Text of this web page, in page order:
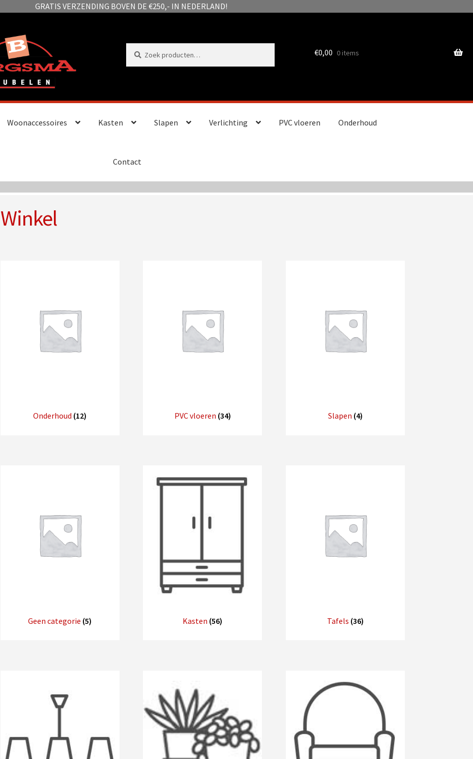
GRATIS VERZENDING BOVEN DE €250,- IN NEDERLAND!
naar:
Zoeken
Woonaccessoires Kasten Slapen Verlichting PVC vloeren Onderhoud
Contact
€0,00 0 items
Winkel
Onderhoud (12) PVC vloeren (34) Slapen (4)
Geen categorie (5) Kasten (56) Tafels (36)